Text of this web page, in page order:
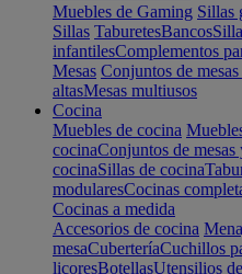
Muebles de Gaming Sillas
Sillas TaburetesBancos
infantilesComplementos
Mesas Conjuntos de
altasMesas multiusos
Cocina
Muebles de cocina
cocinaConjuntos de
cocinaSillas de cocina
modularesCocinas
Cocinas a medida
Accesorios de cocina
mesaCuberteríaCuchillos
licoresBotellasUtensilios